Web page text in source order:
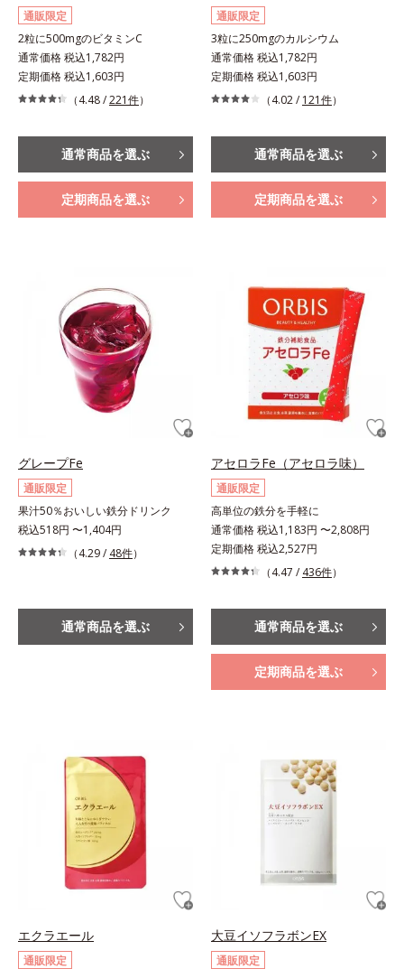
通販限定
2粒に500mgのビタミンC
通常価格 税込1,782円
定期価格 税込1,603円
（4.48 /221件）
通常商品を選ぶ
定期商品を選ぶ
通販限定
3粒に250mgのカルシウム
通常価格 税込1,782円
定期価格 税込1,603円
（4.02 / 121件）
通常商品を選ぶ
定期商品を選ぶ
グレープFe
通販限定
果汁50％おいしい鉄分ドリンク
税込518円 〜1,404円
（4.29 / 48件）
通常商品を選ぶ
アセロラFe（アセロラ味）
通販限定
高単位の鉄分を手軽に
通常価格 税込1,183円 〜2,808円
定期価格 税込2,527円
（4.47 / 436件）
通常商品を選ぶ
定期商品を選ぶ
エクラエール
通販限定
大豆イソフラボンEX
通販限定